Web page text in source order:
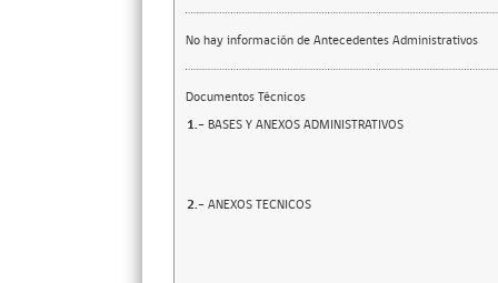
No hay información de Antecedentes Administrativos
Documentos Técnicos
1.- BASES Y ANEXOS ADMINISTRATIVOS
2.- ANEXOS TECNICOS